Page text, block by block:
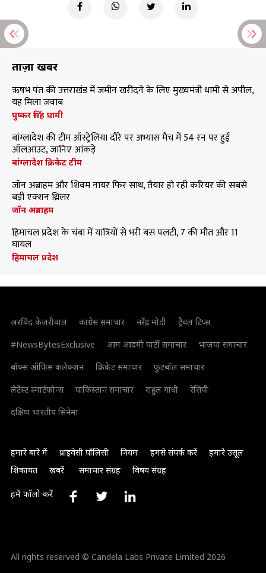
ताज़ा खबरें
ऋषभ पंत की उत्तराखंड में जमीन खरीदने के लिए मुख्यमंत्री धामी से अपील,
यह मिला जवाब
पुष्कर सिंह धामी
बांग्लादेश की टीम ऑस्ट्रेलिया दौरे पर अभ्यास मैच में 54 रन पर हुई
ऑलआउट, जानिए आंकड़े
बांग्लादेश क्रिकेट टीम
जॉन अब्राहम और शिवम नायर फिर साथ, तैयार हो रही करियर की सबसे
बड़ी एक्शन थ्रिलर
जॉन अब्राहम
हिमाचल प्रदेश के चंबा में यात्रियों से भरी बस पलटी, 7 की मौत और 11
घायल
हिमाचल प्रदेश
अरविंद केजरीवाल कांग्रेस समाचार नरेंद्र मोदी
ट्रैवल टिप्स
#NewsBytesExclusive
आम आदमी पार्टी समाचार
भाजपा समाचार
बॉक्स ऑफिस कलेक्शन
क्रिकेट समाचार
फुटबॉल समाचार
लेटेस्ट स्मार्टफोन्स
पाकिस्तान समाचार राहुल गांधी
रेसिपी
दक्षिण भारतीय सिनेमा
हमारे बारे में प्राइवेसी पॉलिसी नियम हमसे संपर्क करें
हमारे उसूल
शिकायत
खबरें समाचार संग्रह विषय संग्रह
हमें फॉलो करें
All rights reserved © Candela Labs Private Limited 2026